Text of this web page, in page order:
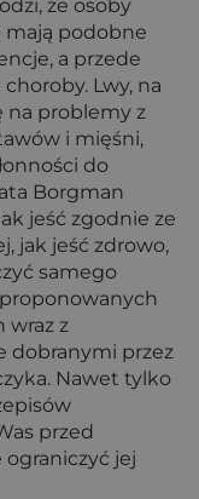
że osoby
mają podobne
a przede
Lwy, na
na problemy z
i mięśni,
do
Borgman
jeść zgodnie ze
jak jeść zdrowo,
samego
wraz z
dobranymi przez
Nawet tylko
przed
ograniczyć jej